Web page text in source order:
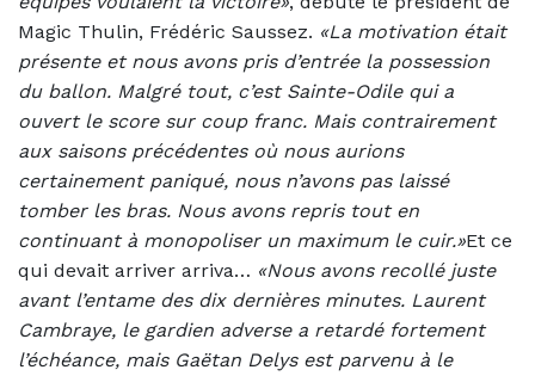
Magic Thulin, Frédéric Saussez. «La motivation était
présente et nous avons pris d’entrée la possession
du ballon. Malgré tout, c’est Sainte-Odile qui a
ouvert le score sur coup franc. Mais contrairement
aux saisons précédentes où nous aurions
certainement paniqué, nous n’avons pas laissé
tomber les bras. Nous avons repris tout en
continuant à monopoliser un maximum le cuir.»Et ce
qui devait arriver arriva… «Nous avons recollé juste
avant l’entame des dix dernières minutes. Laurent
Cambraye, le gardien adverse a retardé fortement
l’échéance, mais Gaëtan Delys est parvenu à le